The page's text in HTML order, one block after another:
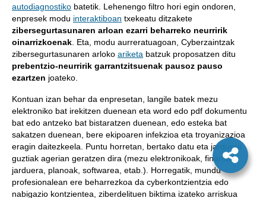
autodiagnostiko batetik. Lehenengo filtro hori egin ondoren,
enpresek modu interaktiboan txekeatu ditzakete
zibersegurtasunaren arloan ezarri beharreko neurririk
oinarrizkoenak . Eta, modu aurreratuagoan, Cyberzaintzak
zibersegurtasunaren arloko ariketa batzuk proposatzen ditu
prebentzio-neurririk garrantzitsuenak pausoz pauso
ezartzen joateko.
Kontuan izan behar da enpresetan, langile batek mezu
elektroniko bat irekitzen duenean eta word edo pdf dokumentu
bat edo antzeko bat bistaratzen duenean, edo esteka bat
sakatzen duenean, bere ekipoaren infekzioa eta troyanizazioa
eragin daitezkeela. Puntu horretan, bertako datu eta jarduera
guztiak agerian geratzen dira (mezu elektronikoak, finantza-
jarduera, planoak, softwarea, etab.). Horregatik, mundu
profesionalean ere beharrezkoa da cyberkontzientzia edo
nabigazio kontzientea, ziberdelituen biktima izateko arriskua